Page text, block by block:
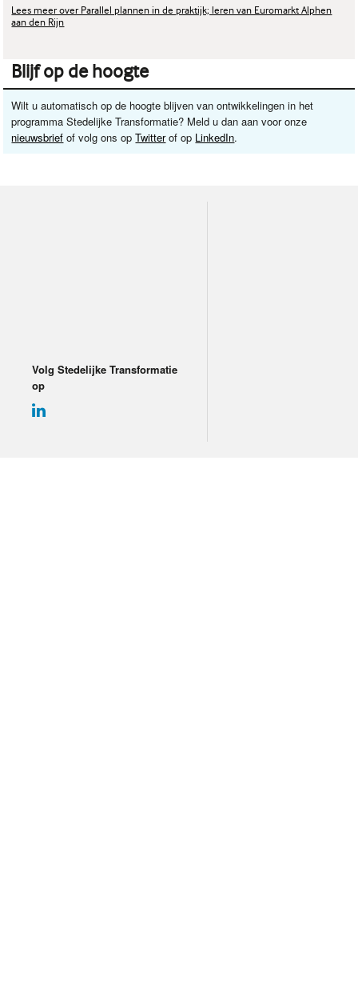
Lees meer over Parallel plannen in de praktijk; leren van Euromarkt Alphen
aan den Rijn
Blijf op de hoogte
Wilt u automatisch op de hoogte blijven van ontwikkelingen in het
programma Stedelijke Transformatie? Meld u dan aan voor onze
nieuwsbrief of volg ons opTwitterof op LinkedIn.
Volg Stedelijke Transformatie
op